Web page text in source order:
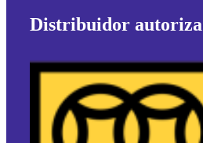
Distribuidor